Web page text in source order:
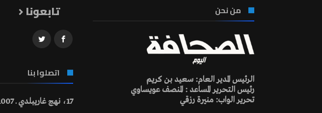
من نحن
الرئيس المدير العام: سعيد بن كريم
رئيس التحرير المساعد : المنصف عويساوي
تحرير الواب: منيرة رزقي
تابعونا
اتصلوا بنا
17، نهج غاريبلدي ـ 1007 تونس